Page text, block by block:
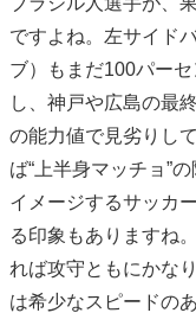
ですよね。左サイド
ブ）もまだ100パー
し、神戸や広島の最
の能力値で見劣りし
ば“上半身マッチョ”
イメージするサッカ
る印象もありますね
れば攻守ともにかな
は希少なスピードの